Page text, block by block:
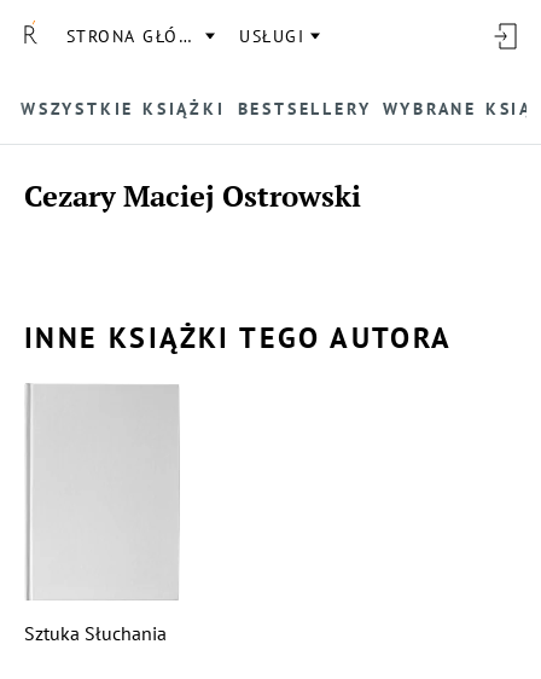
STRONA GŁÓWNA USŁUGI
WSZYSTKIE KSIĄŻKI BESTSELLERY WYBRANE
Cezary Maciej Ostrowski
INNE KSIĄŻKI TEGO AUTORA
Sztuka Słuchania